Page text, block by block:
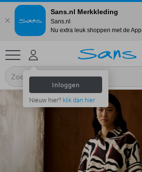
Inloggen
Nieuw hier? klik dan hier
Sans.nl Merkkleding
Sans.nl
Nu extra leuk shoppen met de App.